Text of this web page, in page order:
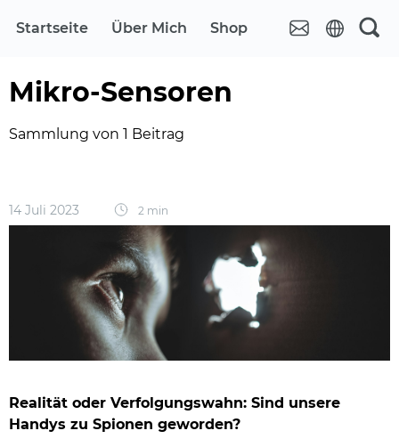
Startseite Über Mich Shop
Mikro-Sensoren
Sammlung von 1 Beitrag
14 Juli 2023 2 min
Realität oder Verfolgungswahn: Sind unsere
Handys zu Spionen geworden?